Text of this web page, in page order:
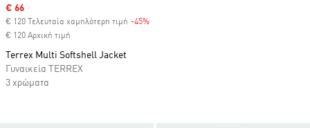
Sale price
€ 66
€ 120 Τελευταία χαμηλότερη τιμή -45%
€ 120 Αρχική τιμή
Terrex Multi Softshell Jacket
Γυναικεία TERREX
3 χρώματα